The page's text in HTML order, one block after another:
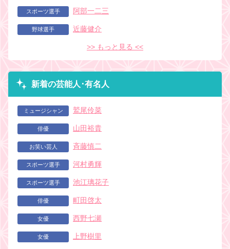
スポーツ選手 阿部一二三
野球選手 近藤健介
>> もっと見る <<
新着の芸能人･有名人
ミュージシャン 鷲尾伶菜
俳優 山田裕貴
お笑い芸人 斉藤慎二
スポーツ選手 河村勇輝
スポーツ選手 池江璃花子
俳優 町田啓太
女優 西野七瀬
女優 上野樹里